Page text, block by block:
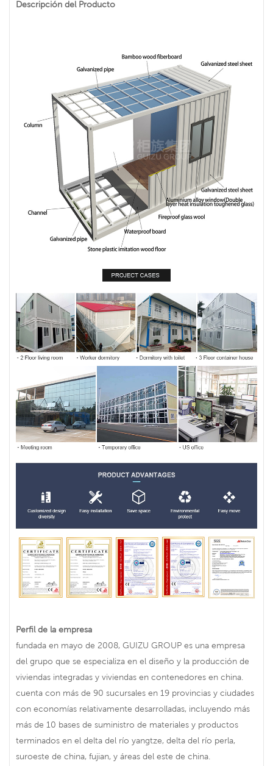
Descripción del Producto
Perfil de la empresa
fundada en mayo de 2008, GUIZU GROUP es una empresa
del grupo que se especializa en el diseño y la producción de
viviendas integradas y viviendas en contenedores en china.
cuenta con más de 90 sucursales en 19 provincias y ciudades
con economías relativamente desarrolladas, incluyendo más
más de 10 bases de suministro de materiales y productos
terminados en el delta del río yangtze, delta del río perla,
suroeste de china, fujian, y áreas del este de china.